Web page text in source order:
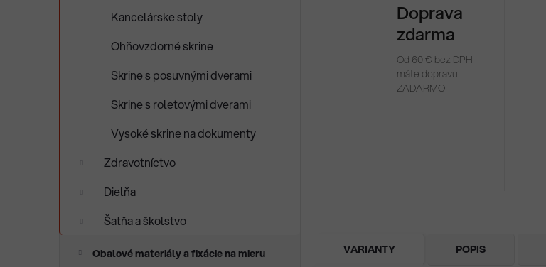
Kancelárske stoly
Ohňovzdorné skrine
Skrine s posuvnými dverami
Skrine s roletovými dverami
Vysoké skrine na dokumenty
Zdravotníctvo
Dielňa
Šatňa a školstvo
Obalové materiály a fixácie na mieru
Doprava
zdarma
Od 60 € bez DPH
máte dopravu
ZADARMO
VARIANTY POPIS